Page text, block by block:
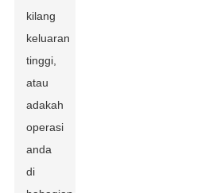
kilang
keluaran
tinggi,
atau
adakah
operasi
anda
di